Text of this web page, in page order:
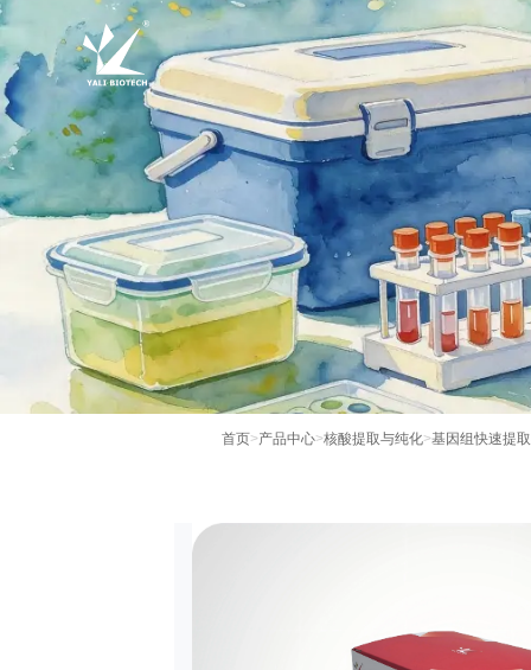
首页>产品中心>核酸提取与纯化>基因组快速提取